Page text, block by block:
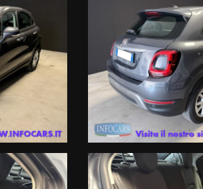
ai seguenti numeri :
i nostri esperti ti risponderanno con
della Garanzia fino a 60 mesi a prezzi
al RUI (registro intermediari assicurativi ) e
2014, ma una semplice indicazione